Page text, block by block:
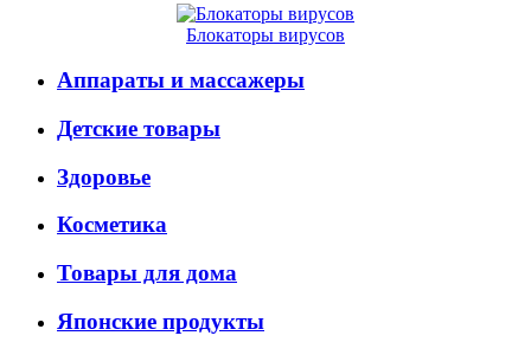
Блокаторы вирусов
Аппараты и массажеры
Детские товары
Здоровье
Косметика
Товары для дома
Японские продукты